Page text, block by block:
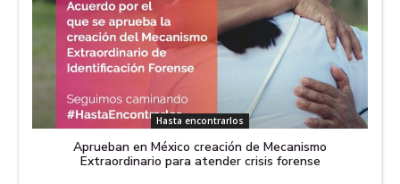
Hasta encontrarlos
Aprueban en México creación de Mecanismo
Extraordinario para atender crisis forense